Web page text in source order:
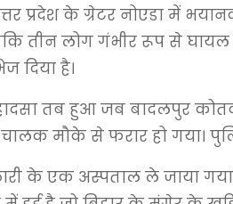
प्रदेश के ग्रेटर नोएडा में
तीन लोग गंभीर रूप से
दिया है।
तब हुआ जब बादलपुर
मौके से फरार हो
के एक अस्पताल ले जाया